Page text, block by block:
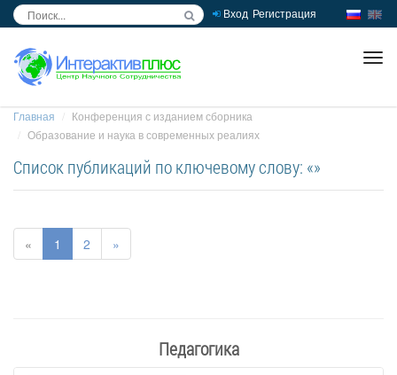
Вход Регистрация
Главная
Конференция с изданием сборника
Образование и наука в современных реалиях
Список публикаций по ключевому слову: «»
« 1 2 »
Педагогика